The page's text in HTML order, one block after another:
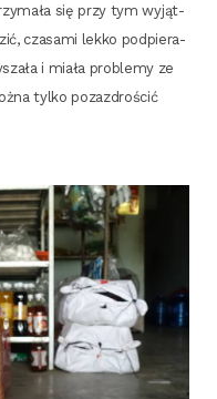
się przy tym wyjąt­
cza­sa­mi lek­ko pod­pie­ra­
i mia­ła pro­ble­my ze
tyl­ko pozaz­dro­ścić